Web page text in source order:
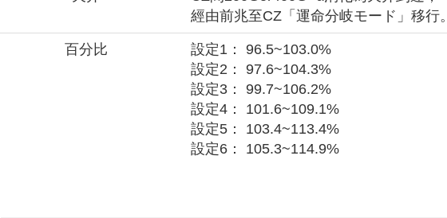
經由前兆至CZ「運命分岐モード」移行。
百分比
設定1： 96.5~103.0%
設定2： 97.6~104.3%
設定3： 99.7~106.2%
設定4： 101.6~109.1%
設定5： 103.4~113.4%
設定6： 105.3~114.9%